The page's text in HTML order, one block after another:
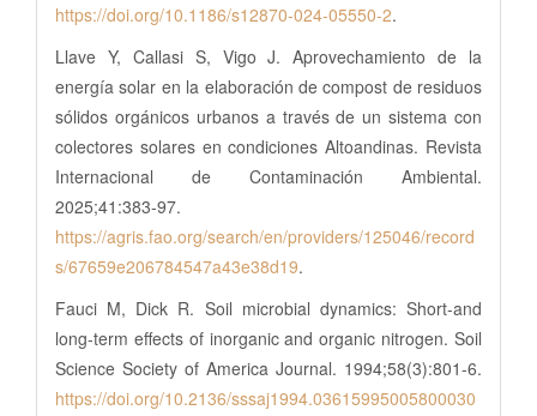
https://doi.org/10.1186/s12870-024-05550-2.
Llave Y, Callasi S, Vigo J. Aprovechamiento de la
energía solar en la elaboración de compost de residuos
sólidos orgánicos urbanos a través de un sistema con
colectores solares en condiciones Altoandinas. Revista
Internacional de Contaminación Ambiental.
2025;41:383-97.
https://agris.fao.org/search/en/providers/125046/record
s/67659e206784547a43e38d19.
Fauci M, Dick R. Soil microbial dynamics: Short‐and
long‐term effects of inorganic and organic nitrogen. Soil
Science Society of America Journal. 1994;58(3):801-6.
https://doi.org/10.2136/sssaj1994.03615995005800030